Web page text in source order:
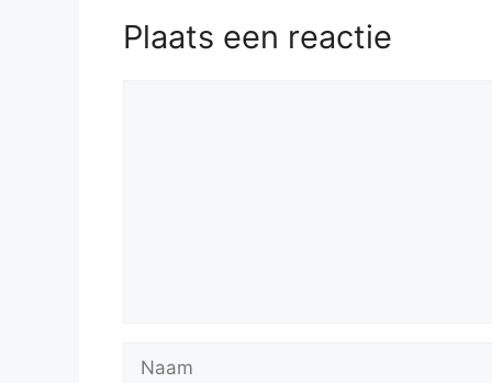
Plaats een reactie